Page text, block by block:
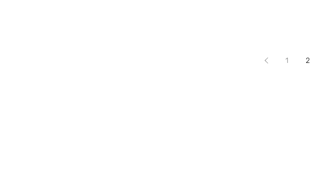
1 2